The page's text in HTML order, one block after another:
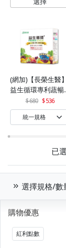
(網加)【長榮生醫】
益生循環專利蔬暢
配方輕體順暢(30包/
盒)x1
680 536
已
選擇規格/數
購物優惠
紅利點數